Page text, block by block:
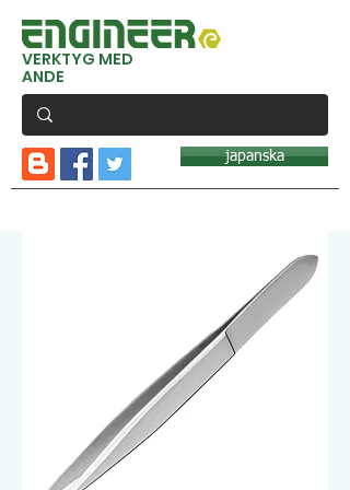
VERKTYG MED
ANDE
japanska